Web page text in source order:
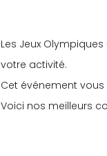
Les Jeux
votre activité.
Cet événement
Voici nos meilleurs